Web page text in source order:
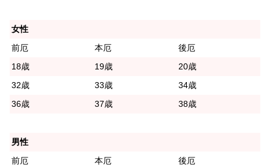
女性
前厄
本厄
後厄
18歳
19歳
20歳
32歳
33歳
34歳
36歳
37歳 38歳
男性
前厄
本厄
後厄